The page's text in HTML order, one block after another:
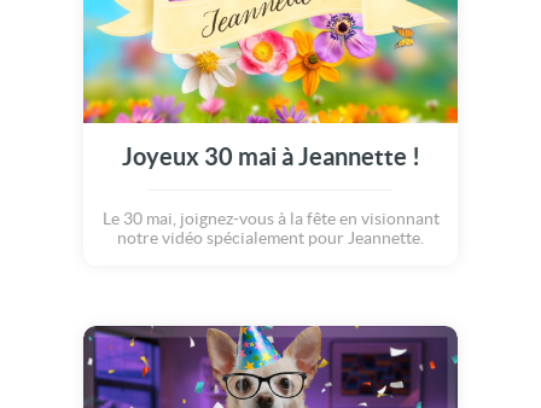
Joyeux 30 mai à Jeannette !
Le 30 mai, joignez-vous à la fête en visionnant
notre vidéo spécialement pour Jeannette.